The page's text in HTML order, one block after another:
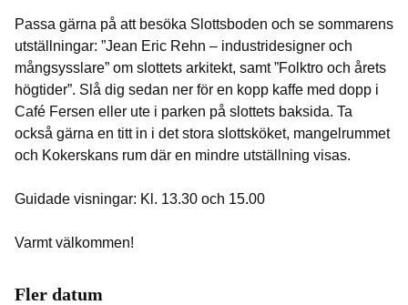
Passa gärna på att besöka Slottsboden och se sommarens
utställningar: ”Jean Eric Rehn – industridesigner och
mångsysslare” om slottets arkitekt, samt ”Folktro och årets
högtider”. Slå dig sedan ner för en kopp kaffe med dopp i
Café Fersen eller ute i parken på slottets baksida. Ta
också gärna en titt in i det stora slottsköket, mangelrummet
och Kokerskans rum där en mindre utställning visas.
Guidade visningar: Kl. 13.30 och 15.00
Varmt välkommen!
Fler datum